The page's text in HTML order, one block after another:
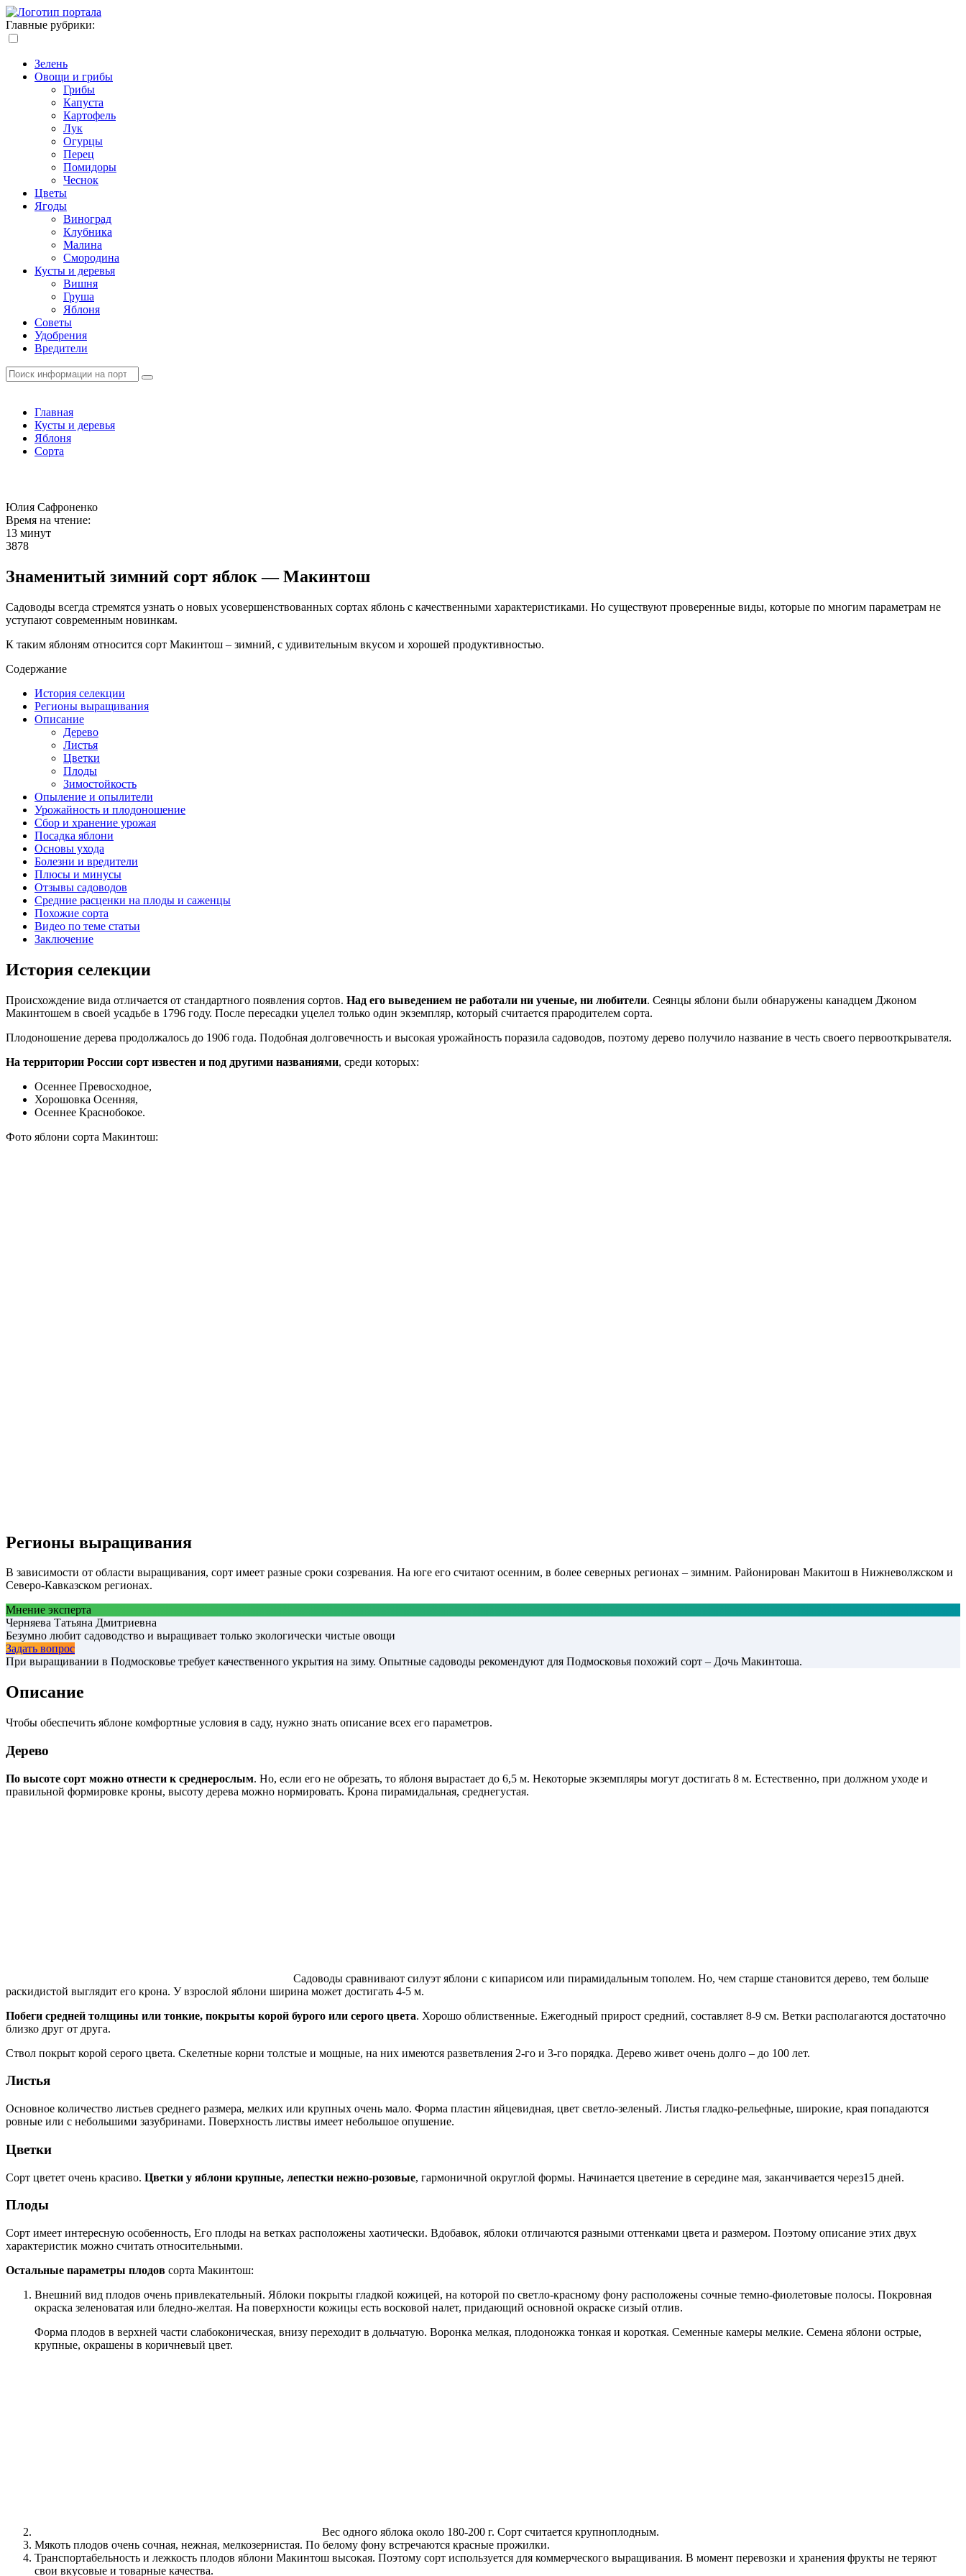
Главные рубрики:
Зелень
Овощи и грибы
Грибы
Капуста
Картофель
Лук
Огурцы
Перец
Помидоры
Чеснок
Цветы
Ягоды
Виноград
Клубника
Малина
Смородина
Кусты и деревья
Вишня
Груша
Яблоня
Советы
Удобрения
Вредители
Главная
Кусты и деревья
Яблоня
Сорта
Юлия Сафроненко
Время на чтение:
13 минут
3878
Знаменитый зимний сорт яблок — Макинтош
Садоводы всегда стремятся узнать о новых усовершенствованных сортах яблонь с качественными характеристиками. Но существуют проверенные виды, которые по многим параметрам не
уступают современным новинкам.
К таким яблоням относится сорт Макинтош – зимний, с удивительным вкусом и хорошей продуктивностью.
Содержание
История селекции
Регионы выращивания
Описание
Дерево
Листья
Цветки
Плоды
Зимостойкость
Опыление и опылители
Урожайность и плодоношение
Сбор и хранение урожая
Посадка яблони
Основы ухода
Болезни и вредители
Плюсы и минусы
Отзывы садоводов
Средние расценки на плоды и саженцы
Похожие сорта
Видео по теме статьи
Заключение
История селекции
Происхождение вида отличается от стандартного появления сортов. Над его выведением не работали ни ученые, ни любители. Сеянцы яблони были обнаружены канадцем Джоном
Макинтошем в своей усадьбе в 1796 году. После пересадки уцелел только один экземпляр, который считается прародителем сорта.
Плодоношение дерева продолжалось до 1906 года. Подобная долговечность и высокая урожайность поразила садоводов, поэтому дерево получило название в честь своего первооткрывателя.
На территории России сорт известен и под другими названиями, среди которых:
Осеннее Превосходное,
Хорошовка Осенняя,
Осеннее Краснобокое.
Фото яблони сорта Макинтош:
Регионы выращивания
В зависимости от области выращивания, сорт имеет разные сроки созревания. На юге его считают осенним, в более северных регионах – зимним. Районирован Макитош в Нижневолжском и
Северо-Кавказском регионах.
Мнение эксперта
Черняева Татьяна Дмитриевна
Безумно любит садоводство и выращивает только экологически чистые овощи
Задать вопрос
При выращивании в Подмосковье требует качественного укрытия на зиму. Опытные садоводы рекомендуют для Подмосковья похожий сорт – Дочь Макинтоша.
Описание
Чтобы обеспечить яблоне комфортные условия в саду, нужно знать описание всех его параметров.
Дерево
По высоте сорт можно отнести к среднерослым. Но, если его не обрезать, то яблоня вырастает до 6,5 м. Некоторые экземпляры могут достигать 8 м. Естественно, при должном уходе и
правильной формировке кроны, высоту дерева можно нормировать. Крона пирамидальная, среднегустая.
Садоводы сравнивают силуэт яблони с кипарисом или пирамидальным тополем. Но, чем старше становится дерево, тем больше
раскидистой выглядит его крона. У взрослой яблони ширина может достигать 4-5 м.
Побеги средней толщины или тонкие, покрыты корой бурого или серого цвета. Хорошо облиственные. Ежегодный прирост средний, составляет 8-9 см. Ветки располагаются достаточно
близко друг от друга.
Ствол покрыт корой серого цвета. Скелетные корни толстые и мощные, на них имеются разветвления 2-го и 3-го порядка. Дерево живет очень долго – до 100 лет.
Листья
Основное количество листьев среднего размера, мелких или крупных очень мало. Форма пластин яйцевидная, цвет светло-зеленый. Листья гладко-рельефные, широкие, края попадаются
ровные или с небольшими зазубринами. Поверхность листвы имеет небольшое опушение.
Цветки
Сорт цветет очень красиво. Цветки у яблони крупные, лепестки нежно-розовые, гармоничной округлой формы. Начинается цветение в середине мая, заканчивается через15 дней.
Плоды
Сорт имеет интересную особенность, Его плоды на ветках расположены хаотически. Вдобавок, яблоки отличаются разными оттенками цвета и размером. Поэтому описание этих двух
характеристик можно считать относительными.
Остальные параметры плодов сорта Макинтош:
Внешний вид плодов очень привлекательный. Яблоки покрыты гладкой кожицей, на которой по светло-красному фону расположены сочные темно-фиолетовые полосы. Покровная
окраска зеленоватая или бледно-желтая. На поверхности кожицы есть восковой налет, придающий основной окраске сизый отлив.
Форма плодов в верхней части слабоконическая, внизу переходит в дольчатую. Воронка мелкая, плодоножка тонкая и короткая. Семенные камеры мелкие. Семена яблони острые,
крупные, окрашены в коричневый цвет.
Вес одного яблока около 180-200 г. Сорт считается крупноплодным.
Мякоть плодов очень сочная, нежная, мелкозернистая. По белому фону встречаются красные прожилки.
Транспортабельность и лежкость плодов яблони Макинтош высокая. Поэтому сорт используется для коммерческого выращивания. В момент перевозки и хранения фрукты не теряют
свои вкусовые и товарные качества.